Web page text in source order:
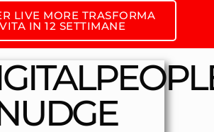
LIVE MORE TRASFORMA
IN 12 SETTIMANE